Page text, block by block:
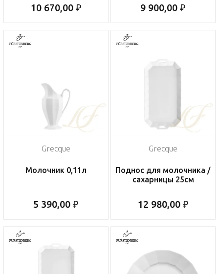
10 670,00 ₽ 9 900,00 ₽
Grecque
Молочник 0,11л
5 390,00 ₽
Grecque
Поднос для молочника /
сахарницы 25см
12 980,00 ₽